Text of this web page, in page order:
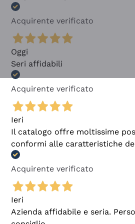
Acquirente verificato
Oggi
Seri affidabili
Acquirente verificato
Ieri
Il catalogo offre moltissime
conformi alle caratteristiche
Acquirente verificato
Ieri
Azienda affidabile e seria.